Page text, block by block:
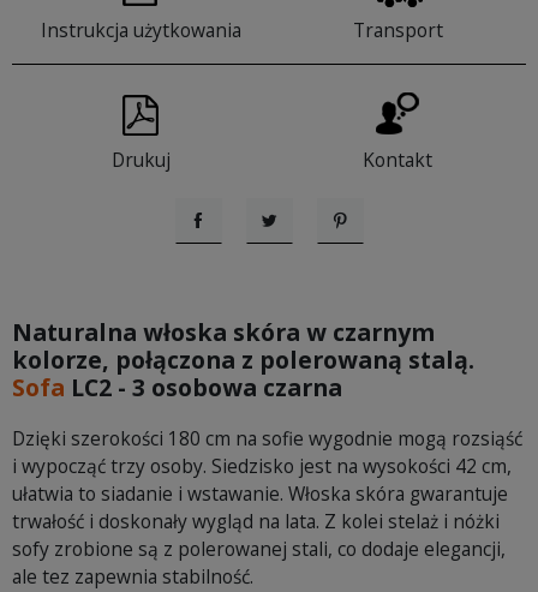
Instrukcja użytkowania Transport
Drukuj Kontakt
UdostępnijTweetujPinterest
Naturalna włoska skóra w czarnym
kolorze, połączona z polerowaną stalą.
Sofa LC2 - 3 osobowa czarna
Dzięki szerokości 180 cm na sofie wygodnie mogą rozsiąść
i wypocząć trzy osoby. Siedzisko jest na wysokości 42 cm,
ułatwia to siadanie i wstawanie. Włoska skóra gwarantuje
trwałość i doskonały wygląd na lata. Z kolei stelaż i nóżki
sofy zrobione są z polerowanej stali, co dodaje elegancji,
ale tez zapewnia stabilność.